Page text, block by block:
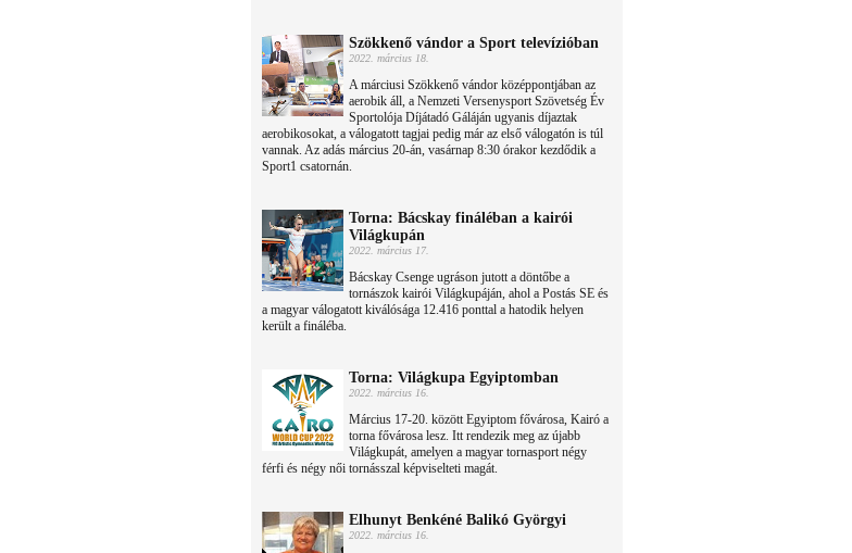
Szökkenő vándor a Sport televízióban
2022. március 18.
A márciusi Szökkenő vándor középpontjában az
aerobik áll, a Nemzeti Versenysport Szövetség Év
Sportolója Díjátadó Gáláján ugyanis díjaztak
aerobikosokat, a válogatott tagjai pedig már az első válogatón is túl
vannak. Az adás március 20-án, vasárnap 8:30 órakor kezdődik a
Sport1 csatornán.
Torna: Bácskay fináléban a kairói
Világkupán
2022. március 17.
Bácskay Csenge ugráson jutott a döntőbe a
tornászok kairói Világkupáján, ahol a Postás SE és
a magyar válogatott kiválósága 12.416 ponttal a hatodik helyen
került a fináléba.
Torna: Világkupa Egyiptomban
2022. március 16.
Március 17-20. között Egyiptom fővárosa, Kairó a
torna fővárosa lesz. Itt rendezik meg az újabb
Világkupát, amelyen a magyar tornasport négy
férfi és négy női tornásszal képviselteti magát.
Elhunyt Benkéné Balikó Györgyi
2022. március 16.